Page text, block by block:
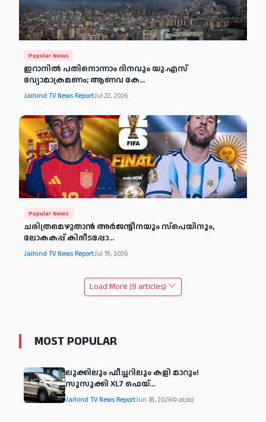
Popular News
ഇറാനില്‍ പതിനൊന്നാം ദിനവും യു.എസ്
വ്യോമാക്രമണം; ആണവ കേ...
Jaihind TV News ReportJul 22, 2026
Popular News
ചരിത്രമെഴുതാൻ അർജന്റീനയും സ്പെയിനും,
ലോകകപ്പ് കിരീടപ്പോ...
Jaihind TV News ReportJul 19, 2026
Load More (9 articles)
MOST POPULAR
ലുക്കിലും ഫീച്ചറിലും കളി മാറും!
സുസുക്കി XL7 ഫെയ്‌...
Jaihind TV News ReportJun 18, 2026 28,002